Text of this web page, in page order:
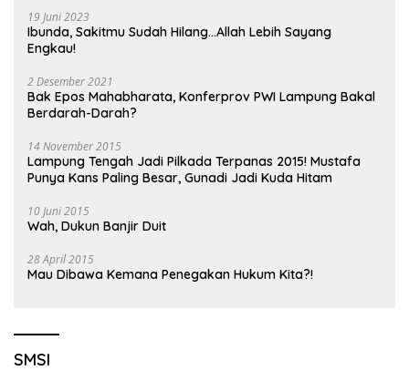
19 Juni 2023
Ibunda, Sakitmu Sudah Hilang…Allah Lebih Sayang
Engkau!
2 Desember 2021
Bak Epos Mahabharata, Konferprov PWI Lampung Bakal
Berdarah-Darah?
14 November 2015
Lampung Tengah Jadi Pilkada Terpanas 2015! Mustafa
Punya Kans Paling Besar, Gunadi Jadi Kuda Hitam
10 Juni 2015
Wah, Dukun Banjir Duit
28 April 2015
Mau Dibawa Kemana Penegakan Hukum Kita?!
SMSI